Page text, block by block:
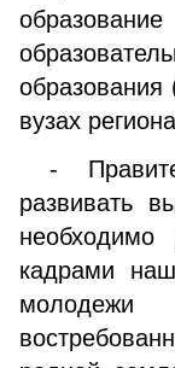
образования
вузах
-
развивать
необходимо
кадрами
молодежи